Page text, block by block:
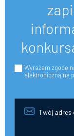
Wyrażam zgodę
elektroniczną na